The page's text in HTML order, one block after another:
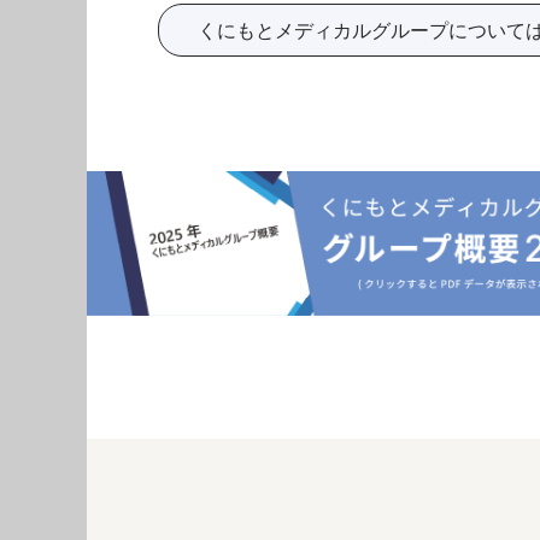
くにもとメディカルグループについて